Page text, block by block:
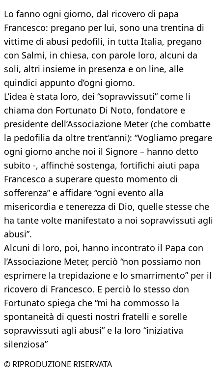
Lo fanno ogni giorno, dal ricovero di papa
Francesco: pregano per lui, sono una trentina di
vittime di abusi pedofili, in tutta Italia, pregano
con Salmi, in chiesa, con parole loro, alcuni da
soli, altri insieme in presenza e on line, alle
quindici appunto d’ogni giorno.
L’idea è stata loro, dei “sopravvissuti” come li
chiama don Fortunato Di Noto, fondatore e
presidente dell’Associazione Meter (che combatte
la pedofilia da oltre trent’anni): “Vogliamo pregare
ogni giorno anche noi il Signore – hanno detto
subito -, affinché sostenga, fortifichi aiuti papa
Francesco a superare questo momento di
sofferenza” e affidare “ogni evento alla
misericordia e tenerezza di Dio, quelle stesse che
ha tante volte manifestato a noi sopravvissuti agli
abusi”.
Alcuni di loro, poi, hanno incontrato il Papa con
l’Associazione Meter, perciò “non possiamo non
esprimere la trepidazione e lo smarrimento” per il
ricovero di Francesco. E perciò lo stesso don
Fortunato spiega che “mi ha commosso la
spontaneità di questi nostri fratelli e sorelle
sopravvissuti agli abusi” e la loro “iniziativa
silenziosa”
© RIPRODUZIONE RISERVATA